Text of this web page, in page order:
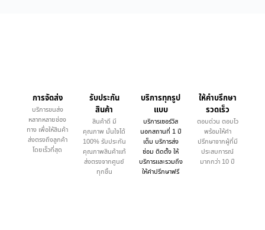
การจัดส่ง
บริการขนส่ง
หลากหลายช่อง
ทาง เพื่อให้สินค้า
ส่งตรงถึงลูกค้า
โดยเร็วที่สุด
รับประกัน
สินค้า
สินค้าดี มี
คุณภาพ มั่นใจได้
100% รับประกัน
คุณภาพสินค้าแท้
ส่งตรงจากศูนย์
ทุกชิ้น
บริการทุกรูป
แบบ
บริการเซอร์วิส
นอกสถานที่ 1 ปี
เต็ม บริการส่ง
ซ่อม ติดตั้ง ให้
บริการและรวมถึง
ให้คำปรึกษาฟรี
ให้คำบรึกษา
รวดเร็ว
ตอบด่วน ตอบไว
พร้อมให้คำ
ปรึกษาจากผู้ที่มี
ประสบการณ์
มากกว่า 10 ปี